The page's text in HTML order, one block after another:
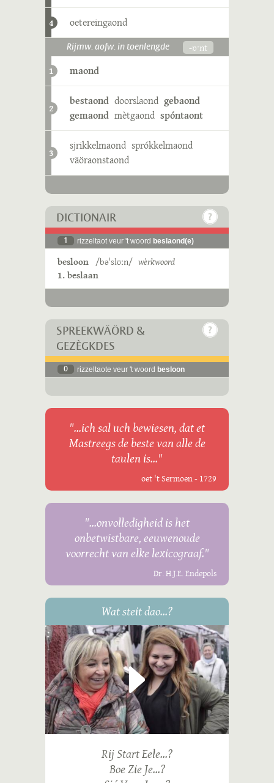
4 oetereingaond
Rijmw. aofw. in toenlengde -ɒˑnt
1 maond
2
bestaond doorslaond gebaond
gemaond mètgaond spóntaont
3
sjrikkelmaond sprókkelmaond
väöraonstaond
DICTIONAIR
1 rizzeltaot veur 't woord beslaond(e)
besloon /bəˈslʊːn/ wèrkwoord
1. beslaan
SPREEKWÄÖRD &
GEZÈGKDES
0 rizzeltaote veur 't woord besloon
"...ich sal uch bewiesen, dat et
Mastreegs de beste van alle de
taulen is..."
oet 't Sermoen - 1729
"...onvolledigheid is het
onbetwistbare, eeuwenoude
voorrecht van elke lexicograaf."
Dr. H.J.E. Endepols
Wat steit dao...?
Rij Start Eele...?
Boe Zie Je...?